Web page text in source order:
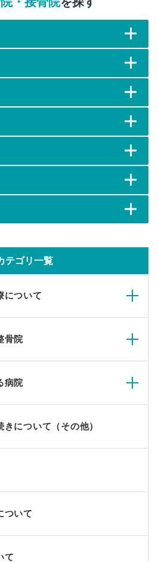
テゴリ一覧
について
骨院
病院
について（その他）
ついて
て